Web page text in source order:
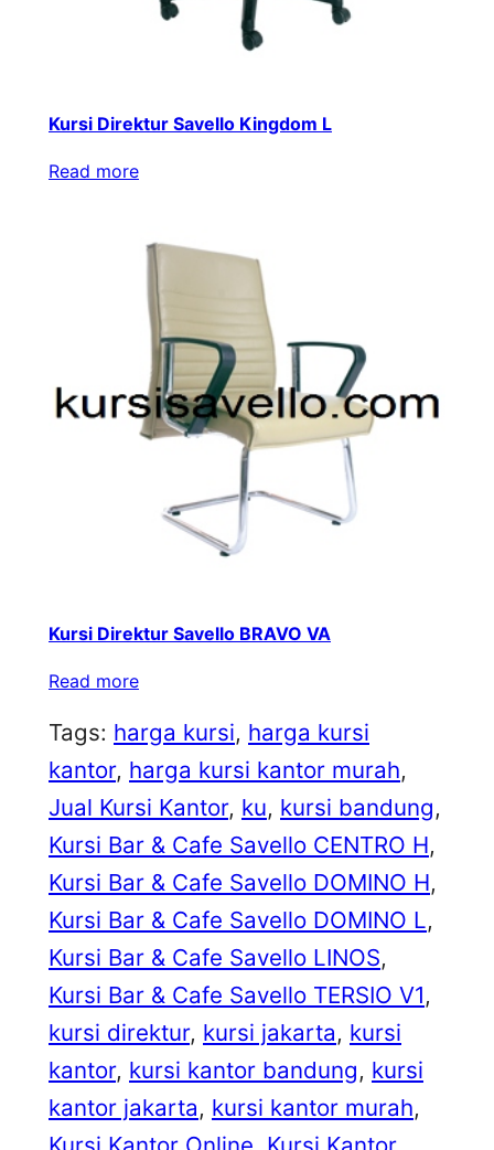
Kursi Direktur Savello Kingdom L
Read more
Kursi Direktur Savello BRAVO VA
Read more
Tags: harga kursi, harga kursi
kantor, harga kursi kantor murah
Jual Kursi Kantor, ku, kursi bandung
Kursi Bar & Cafe Savello CENTRO H
Kursi Bar & Cafe Savello DOMINO H
Kursi Bar & Cafe Savello DOMINO L
Kursi Bar & Cafe Savello LINOS
Kursi Bar & Cafe Savello TERSIO V1
kursi direktur, kursi jakarta, kursi
kantor, kursi kantor bandung, kursi
kantor jakarta, kursi kantor murah